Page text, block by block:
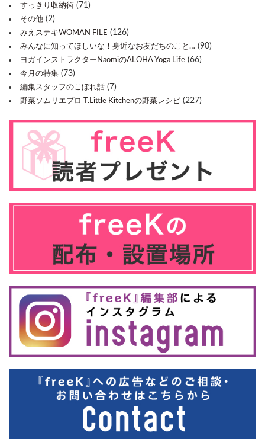
すっきり収納術 (71)
その他 (2)
みえステキWOMAN FILE (126)
みんなに知ってほしいな！身近なお友だちのこと… (90)
ヨガインストラクターNaomiのALOHA Yoga Life (66)
今月の特集 (73)
編集スタッフのこぼれ話 (7)
野菜ソムリエプロ T.Little Kitchenの野菜レシピ (227)